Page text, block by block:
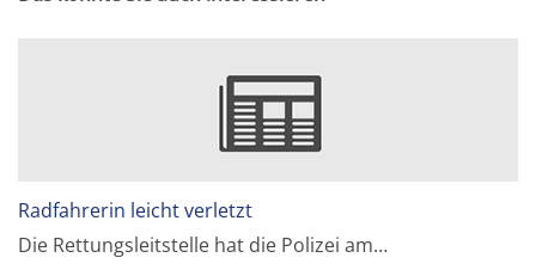
Radfahrerin leicht verletzt
Die Rettungsleitstelle hat die Polizei am…